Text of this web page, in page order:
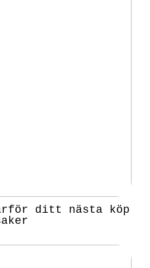
ditt nästa köp